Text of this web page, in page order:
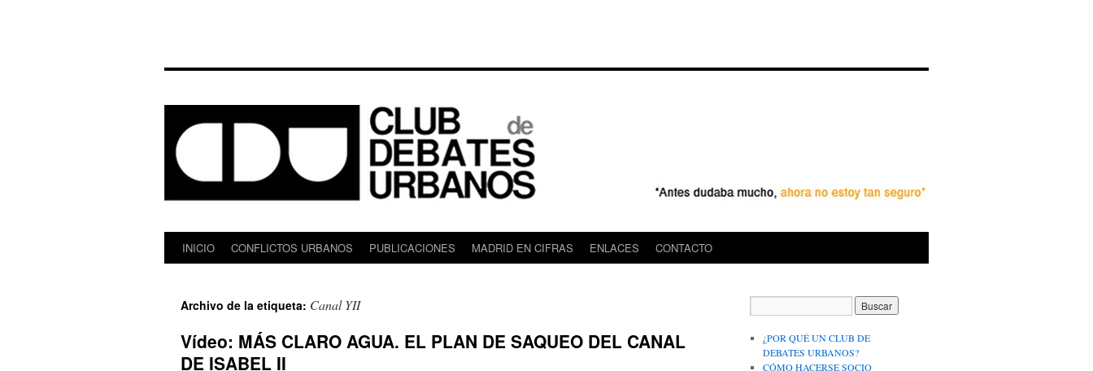
Saltar
contenido
INICIO CONFLICTOS URBANOS PUBLICACIONES MADRID EN CIFRAS ENLACES CONTACTO
Archivo de la etiqueta: Canal YII
Vídeo: MÁS CLARO AGUA. EL PLAN DE SAQUEO DEL CANAL
DE ISABEL II
¿POR QUÉ UN CLUB DE
DEBATES URBANOS?
CÓMO HACERSE SOCIO